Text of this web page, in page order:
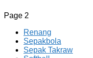
CV JAYA BERSAMA Co Id
Menyediakan Semua
Page 2
Renang
Sepakbola
Sepak Takraw